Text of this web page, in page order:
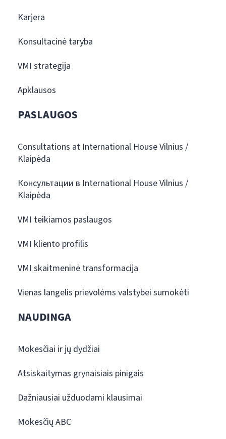
Karjera
Konsultacinė taryba
VMI strategija
Apklausos
PASLAUGOS
Consultations at International House Vilnius /
Klaipėda
Консультации в International House Vilnius /
Klaipėda
VMI teikiamos paslaugos
VMI kliento profilis
VMI skaitmeninė transformacija
Vienas langelis prievolėms valstybei sumokėti
NAUDINGA
Mokesčiai ir jų dydžiai
Atsiskaitymas grynaisiais pinigais
Dažniausiai užduodami klausimai
Mokesčių ABC